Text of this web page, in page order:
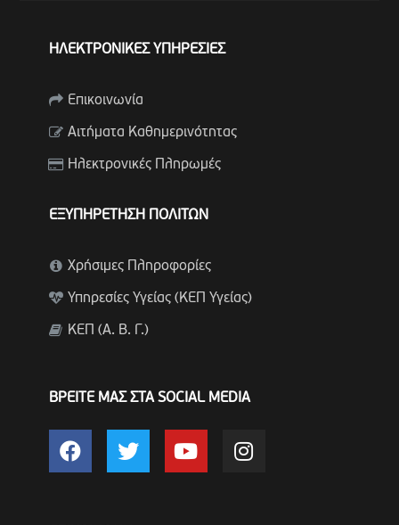
ΗΛΕΚΤΡΟΝΙΚΕΣ ΥΠΗΡΕΣΙΕΣ
Επικοινωνία
Αιτήματα Καθημερινότητας
Ηλεκτρονικές Πληρωμές
ΕΞΥΠΗΡΕΤΗΣΗ ΠΟΛΙΤΩΝ
Χρήσιμες Πληροφορίες
Υπηρεσίες Υγείας (ΚΕΠ Υγείας)
ΚΕΠ (Α. Β. Γ.)
ΒΡΕΙΤΕ ΜΑΣ ΣΤΑ SOCIAL MEDIA